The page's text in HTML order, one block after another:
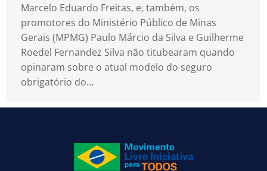
Marcelo Eduardo Freitas, e, também, os
promotores do Ministério Público de Minas
Gerais (MPMG) Paulo Márcio da Silva e Guilherme
Roedel Fernandez Silva não titubearam quando
opinaram sobre o atual modelo do seguro
obrigatório do…